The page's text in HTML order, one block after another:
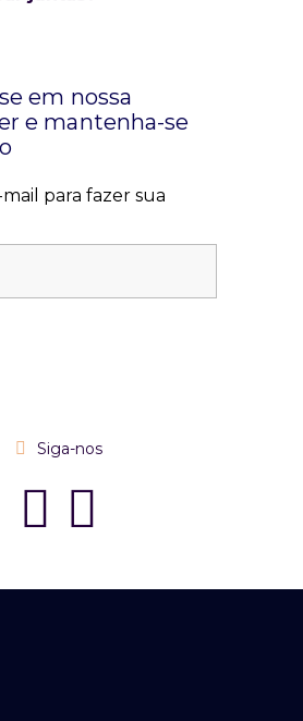
em nossa
e mantenha-se
mail para fazer sua
Siga-nos